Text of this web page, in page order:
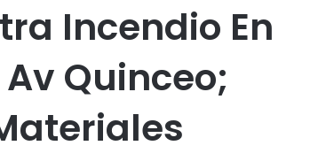
Incendio En
Quinceo;